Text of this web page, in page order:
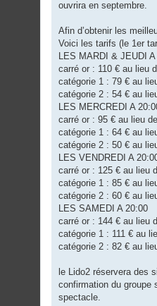
ouvrira en septembre.
Afin d’obtenir les
Voici les tarifs (le 1er
LES MARDI & JEUDI
carré or : 110 € au lieu
catégorie 1 : 79 € au
catégorie 2 : 54 € au
LES MERCREDI A
carré or : 95 € au lieu
catégorie 1 : 64 € au
catégorie 2 : 50 € au
LES VENDREDI A
carré or : 125 € au lieu
catégorie 1 : 85 € au
catégorie 2 : 60 € au
LES SAMEDI A 20:00
carré or : 144 € au lieu
catégorie 1 : 111 € au
catégorie 2 : 82 € au
le Lido2 réservera des
confirmation du groupe
spectacle.